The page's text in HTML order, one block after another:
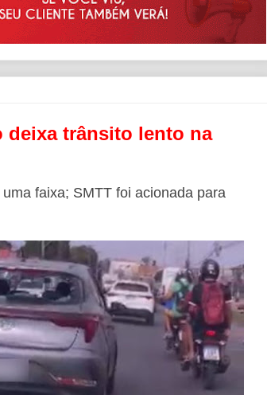
deixa trânsito lento na
faixa; SMTT foi acionada para